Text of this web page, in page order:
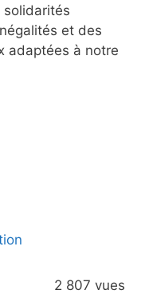
et des
adaptées à notre
2 807 vues